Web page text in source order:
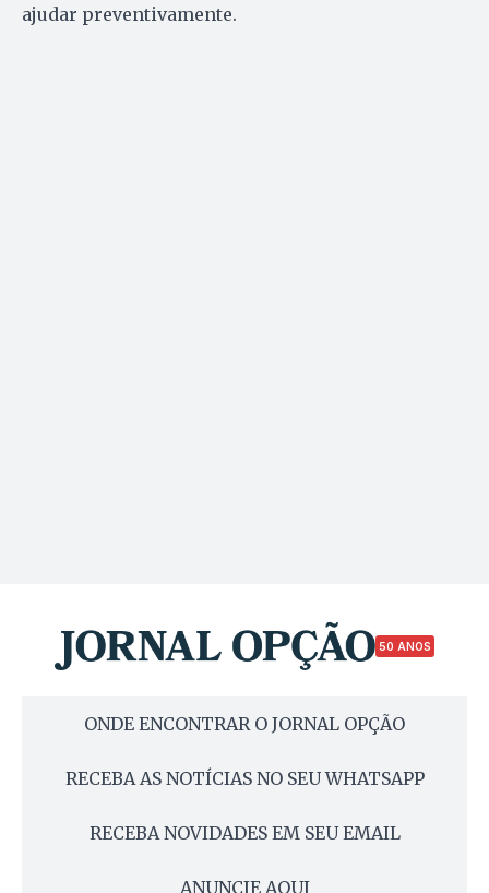
ajudar preventivamente.
50 ANOS
ONDE ENCONTRAR O JORNAL OPÇÃO
RECEBA AS NOTÍCIAS NO SEU WHATSAPP
RECEBA NOVIDADES EM SEU EMAIL
ANUNCIE AQUI